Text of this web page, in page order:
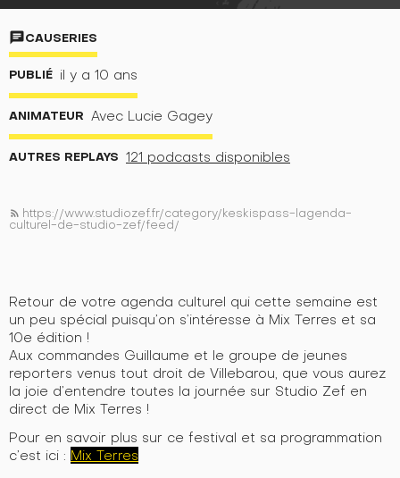
chatCAUSERIES
PUBLIÉ il y a 10 ans
ANIMATEUR Avec Lucie Gagey
AUTRES REPLAYS 121 podcasts disponibles
rss_feed https://www.studiozef.fr/category/keskispass-lagenda-
culturel-de-studio-zef/feed/
Retour de votre agenda culturel qui cette semaine est
un peu spécial puisqu’on s’intéresse à Mix Terres et sa
10e édition !
Aux commandes Guillaume et le groupe de jeunes
reporters venus tout droit de Villebarou, que vous aurez
la joie d’entendre toutes la journée sur Studio Zef en
direct de Mix Terres !
Pour en savoir plus sur ce festival et sa programmation
c’est ici : Mix Terres